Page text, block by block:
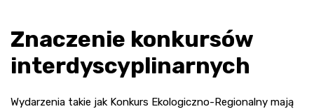
Znaczenie konkursów
interdyscyplinarnych
Wydarzenia takie jak Konkurs Ekologiczno-Regionalny mają